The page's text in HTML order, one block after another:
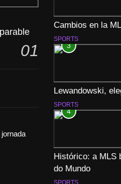
01
Cambios en la
SPORTS
3
Lewandowski,
SPORTS
4
Histórico: a MLS
do Mundo
SPORTS